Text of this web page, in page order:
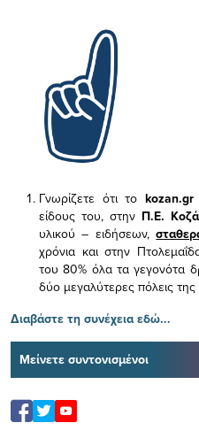
Γνωρίζετε ότι το kozan.gr
είδους του, στην Π.Ε.
υλικού – ειδήσεων,
χρόνια και στην
του 80% όλα τα γεγονότα
δύο μεγαλύτερες πόλεις
Διαβάστε τη συνέχεια εδώ...
Μείνετε συντονισμένοι